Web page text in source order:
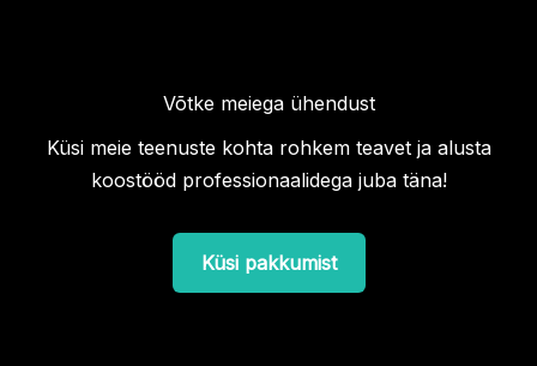
Võtke meiega ühendust
Küsi meie teenuste kohta rohkem teavet ja alusta
koostööd professionaalidega juba täna!
Küsi pakkumist